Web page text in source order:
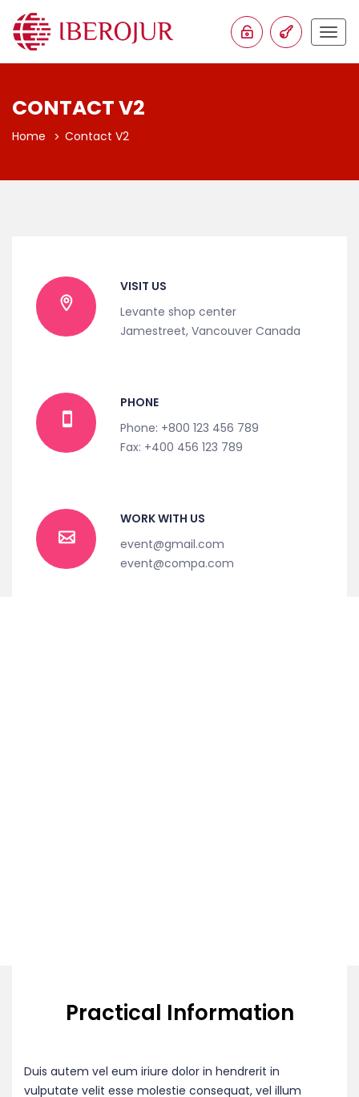
CONTACT V2
Home Contact V2
VISIT US
Levante shop center
Jamestreet, Vancouver Canada
PHONE
Phone: +800 123 456 789
Fax: +400 456 123 789
WORK WITH US
event@gmail.com
event@compa.com
Practical Information
Duis autem vel eum iriure dolor in hendrerit in
vulputate velit esse molestie consequat, vel illum